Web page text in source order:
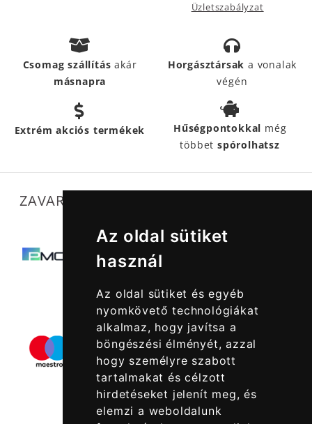
Az oldal sütiket
használ
Az oldal sütiket és egyéb
nyomkövető technológiákat
alkalmaz, hogy javítsa a
böngészési élményét, azzal
hogy személyre szabott
tartalmakat és célzott
hirdetéseket jelenít meg, és
elemzi a weboldalunk
Üzletszabályzat
Csomag szállításakár
másnapra
Horgásztársak a vonalak
végén
Extrém akciós termékek Hűségpontokkal még
többetspórolhatsz
ZAVARTALAN MŰKÖDÉSÜNKET SEGÍTIK